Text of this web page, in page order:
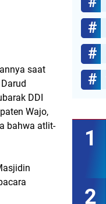
saat
DDI
Wajo,
bahwa atlit-